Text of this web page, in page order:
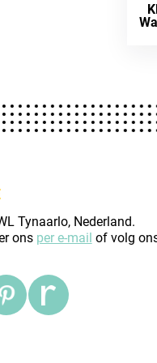
Tynaarlo, Nederland.
ons per e-mail of volg